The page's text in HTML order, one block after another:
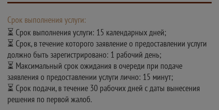
Срок выполнения услуги:
⏳ Срок выполнения услуги: 15 календарных дней;
⏳ Срок, в течение которого заявление о предоставлении услуги
должно быть зарегистрировано: 1 рабочий день;
⏳ Максимальный срок ожидания в очереди при подаче
заявления о предоставлении услуги лично: 15 минут;
⏳ Срок подачи, в течение 30 рабочих дней с даты вынесения
решения по первой жалоб.